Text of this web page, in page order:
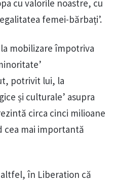
cu valorile noastre, cu
femei-bărbați’.
mobilizare împotriva
potrivit lui, la
și culturale’ asupra
circa cinci milioane
cea mai importantă
în Liberation că